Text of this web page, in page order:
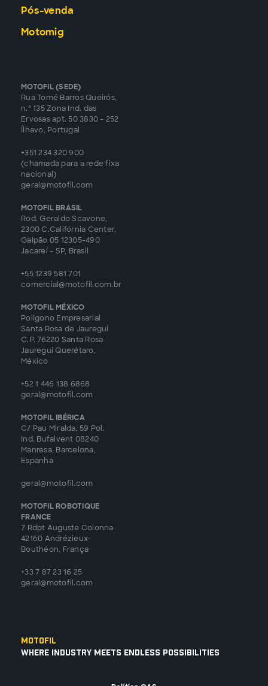
Pós-venda
Motomig
MOTOFIL (SEDE)
Rua Tomé Barros Queirós,
n.º 135 Zona Ind. das
Ervosas apt. 50 3830 - 252
Ílhavo, Portugal
+351 234 320 900
(chamada para a rede fixa
nacional)
geral@motofil.com
MOTOFIL BRASIL
Rod. Geraldo Scavone,
2300 C.Califórnia Center,
Galpão 05 12305-490
Jacareí - SP, Brasil
+55 1239 581 701
comercial@motofil.com.br
MOTOFIL MÉXICO
Poligono Empresarial
Santa Rosa de Jauregui
C.P. 76220 Santa Rosa
Jauregui Querétaro,
México
+52 1 446 138 6868
geral@motofil.com
MOTOFIL IBÉRICA
C/ Pau Miralda, 59 Pol.
Ind. Bufalvent 08240
Manresa, Barcelona,
Espanha
geral@motofil.com
MOTOFIL ROBOTIQUE
FRANCE
7 Rdpt Auguste Colonna
42160 Andrézieux-
Bouthéon, França
+33 7 87 23 16 25
geral@motofil.com
Motofil
Where Industry Meets Endless Possibilities